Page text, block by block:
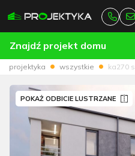
Znajdź projekt domu
projektyka wszystkie ka270 s
POKAŻ ODBICIE LUSTRZANE